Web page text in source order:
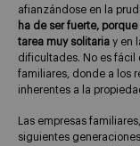
afianzándose en la
ha de ser fuerte,
tarea muy solitaria y en
dificultades. No es fácil
familiares, donde a los
inherentes a la
Las empresas
siguientes